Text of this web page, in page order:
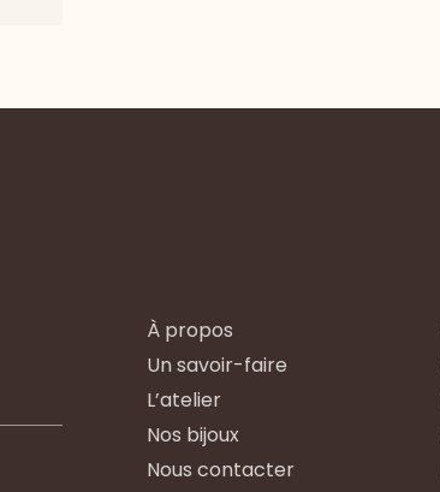
À propos
Un savoir-faire
L’atelier
Nos bijoux
Nous contacter